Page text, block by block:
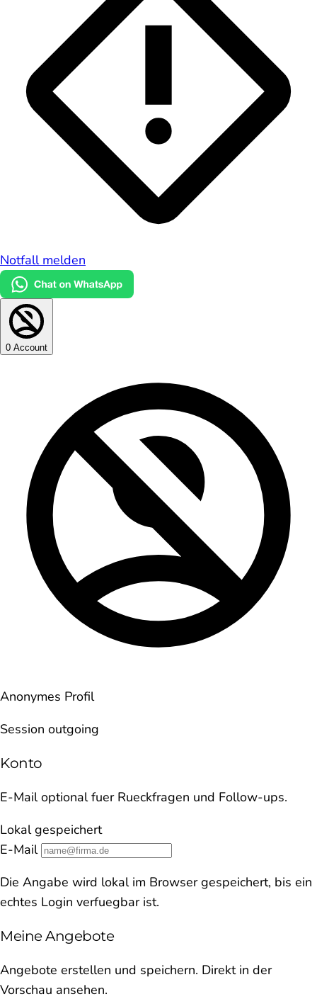
Notfall melden
0 Account
Anonymes Profil
Session outgoing
Konto
E-Mail optional fuer Rueckfragen und Follow-ups.
Lokal gespeichert
E-Mail
Die Angabe wird lokal im Browser gespeichert, bis ein
echtes Login verfuegbar ist.
Meine Angebote
Angebote erstellen und speichern. Direkt in der
Vorschau ansehen.